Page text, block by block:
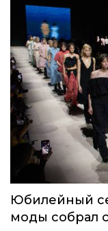
Юбилейный
моды собрал